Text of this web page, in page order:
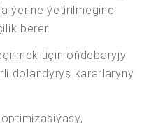
ýerine ýetirilmegine
berer.
üçin öňdebaryjy
dolandyryş kararlaryny